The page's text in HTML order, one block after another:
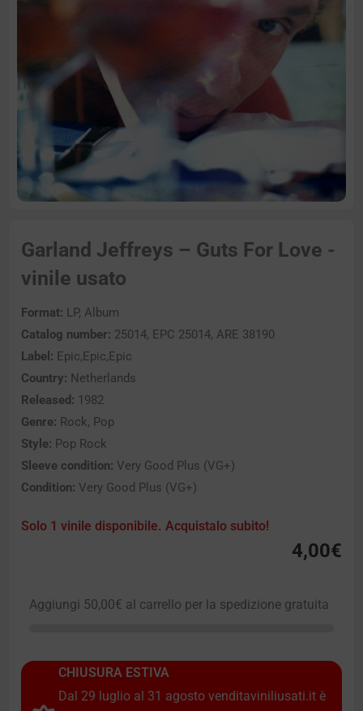
Garland Jeffreys – Guts For Love -
vinile usato
Format: LP, Album
Catalog number: 25014, EPC 25014, ARE 38190
Label: Epic,Epic,Epic
Country: Netherlands
Released: 1982
Genre: Rock, Pop
Style: Pop Rock
Sleeve condition: Very Good Plus (VG+)
Condition: Very Good Plus (VG+)
Solo 1 vinile disponibile. Acquistalo subito!
4,00€
Aggiungi 50,00€ al carrello per la spedizione gratuita
CHIUSURA ESTIVA
Dal 29 luglio al 31 agosto venditaviniliusati.it è